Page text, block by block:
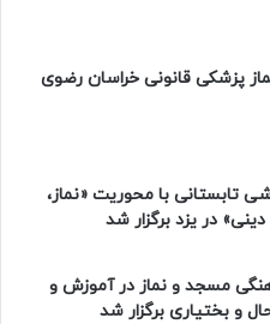
پزشکی قانونی خراسان رضوی
تابستانی با محوریت «نماز،
در یزد برگزار شد
مسجد و نماز در آموزش و
و بختیاری برگزار شد